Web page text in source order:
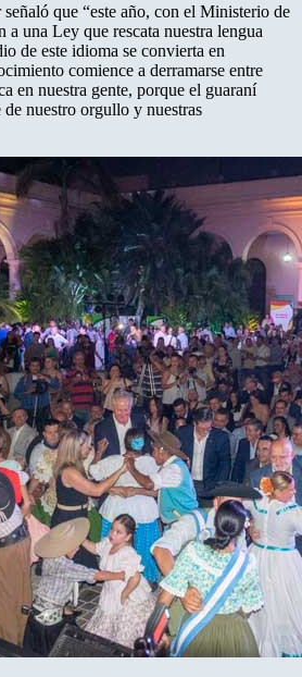
que “este año, con el Ministerio de
una Ley que rescata nuestra lengua
de este idioma se convierta en
comience a derramarse entre
en nuestra gente, porque el guaraní
nuestro orgullo y nuestras